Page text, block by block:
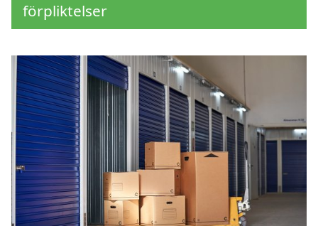
förpliktelser